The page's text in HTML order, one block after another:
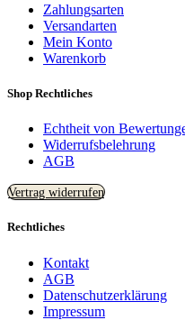
Zahlungsarten
Versandarten
Mein Konto
Warenkorb
Shop Rechtliches
Echtheit von
Widerrufsbelehrung
AGB
Vertrag widerrufen
Rechtliches
Kontakt
AGB
Datenschutzerklärung
Impressum